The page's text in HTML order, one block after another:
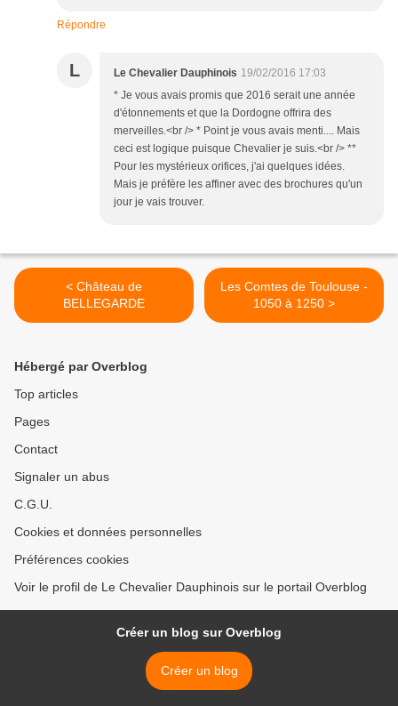
Répondre
L Le Chevalier Dauphinois 19/02/2016 17:03
* Je vous avais promis que 2016 serait une année
d'étonnements et que la Dordogne offrira des
merveilles.<br /> * Point je vous avais menti.... Mais
ceci est logique puisque Chevalier je suis.<br /> **
Pour les mystérieux orifices, j'ai quelques idées.
Mais je préfère les affiner avec des brochures qu'un
jour je vais trouver.
< Château de
BELLEGARDE
Les Comtes de Toulouse -
1050 à 1250 >
Hébergé par Overblog
Top articles
Pages
Contact
Signaler un abus
C.G.U.
Cookies et données personnelles
Préférences cookies
Voir le profil de Le Chevalier Dauphinois sur le portail Overblog
Créer un blog sur Overblog
Créer un blog